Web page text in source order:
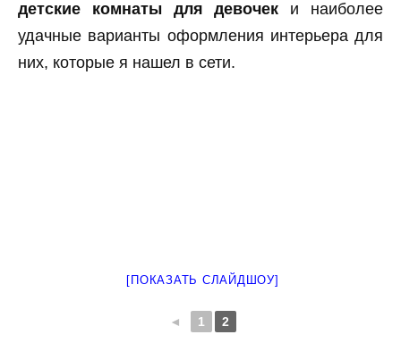
детские комнаты для девочек и наиболее
удачные варианты оформления интерьера для
них, которые я нашел в сети.
[ПОКАЗАТЬ СЛАЙДШОУ]
◄ 1 2